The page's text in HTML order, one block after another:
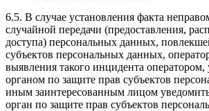
6.5. В случае установления факта
случайной передачи (предоставления,
доступа) персональных данных,
субъектов персональных данных,
выявления такого инцидента
органом по защите прав субъектов
иным заинтересованным лицом
орган по защите прав субъектов